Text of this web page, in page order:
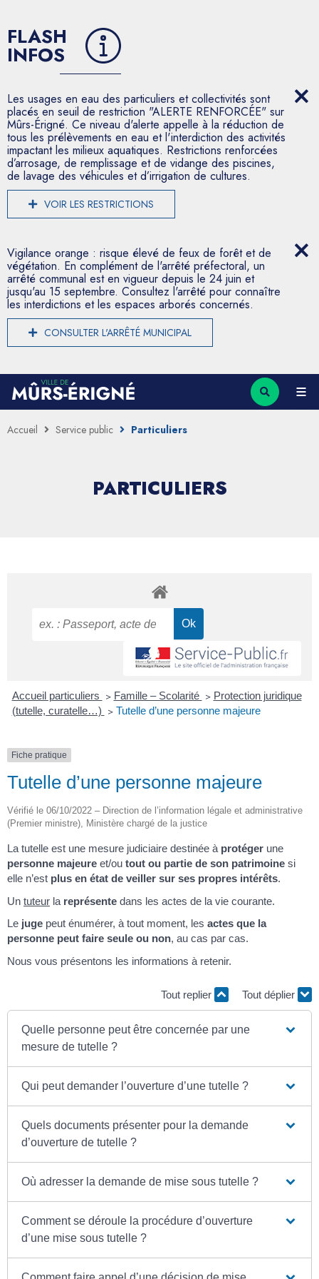
FLASH
INFOS
Les usages en eau des particuliers et collectivités sont
placés en seuil de restriction "ALERTE RENFORCÉE" sur
Mûrs-Érigné. Ce niveau d'alerte appelle à la réduction de
tous les prélèvements en eau et l'interdiction des activités
impactant les milieux aquatiques. Restrictions renforcées
d’arrosage, de remplissage et de vidange des piscines,
de lavage des véhicules et d’irrigation de cultures.
VOIR LES RESTRICTIONS
Vigilance orange : risque élevé de feux de forêt et de
végétation. En complément de l'arrêté préfectoral, un
arrêté communal est en vigueur depuis le 24 juin et
jusqu'au 15 septembre. Consultez l'arrêté pour connaître
les interdictions et les espaces arborés concernés.
CONSULTER L'ARRÊTÉ MUNICIPAL
Accueil Service public Particuliers
PARTICULIERS
Accueil particuliers > Famille – Scolarité > Protection juridique
(tutelle, curatelle…) > Tutelle d’une personne majeure
Fiche pratique
Tutelle d’une personne majeure
Vérifié le 06/10/2022 – Direction de l’information légale et administrative
(Premier ministre), Ministère chargé de la justice
La tutelle est une mesure judiciaire destinée à protéger une
personne majeure et/ou tout ou partie de son patrimoine si
elle n’est plus en état de veiller sur ses propres intérêts.
Un tuteur la représente dans les actes de la vie courante.
Le juge peut énumérer, à tout moment, les actes que la
personne peut faire seule ou non, au cas par cas.
Nous vous présentons les informations à retenir.
Tout replier Tout déplier
Quelle personne peut être concernée par une
mesure de tutelle ?
Qui peut demander l’ouverture d’une tutelle ?
Quels documents présenter pour la demande
d’ouverture de tutelle ?
Où adresser la demande de mise sous tutelle ?
Comment se déroule la procédure d’ouverture
d’une mise sous tutelle ?